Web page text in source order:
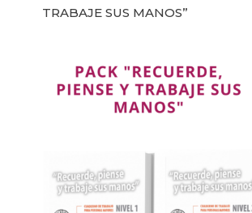
TRABAJE SUS MANOS”